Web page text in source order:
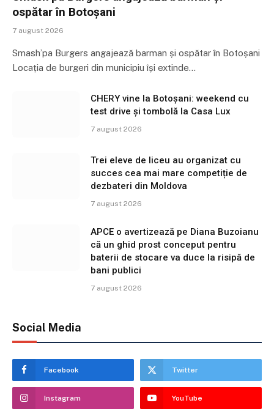
ospătar în Botoșani
7 august 2026
Smash’pa Burgers angajează barman și ospătar în Botoșani
Locația de burgeri din municipiu își extinde…
CHERY vine la Botoșani: weekend cu
test drive și tombolă la Casa Lux
7 august 2026
Trei eleve de liceu au organizat cu
succes cea mai mare competiție de
dezbateri din Moldova
7 august 2026
APCE o avertizează pe Diana Buzoianu
că un ghid prost conceput pentru
baterii de stocare va duce la risipă de
bani publici
7 august 2026
Social Media
Facebook Twitter
Instagram YouTube